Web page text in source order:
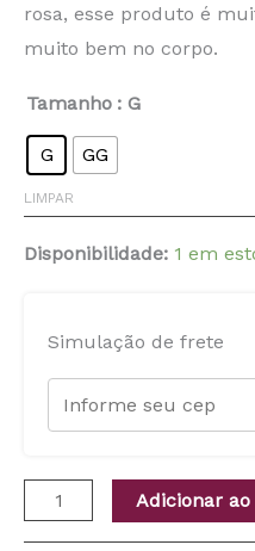
rosa, esse produto é
muito bem no corpo.
Tamanho : G
G GG
LIMPAR
Disponibilidade: 1 em
Simulação de frete
Adicionar